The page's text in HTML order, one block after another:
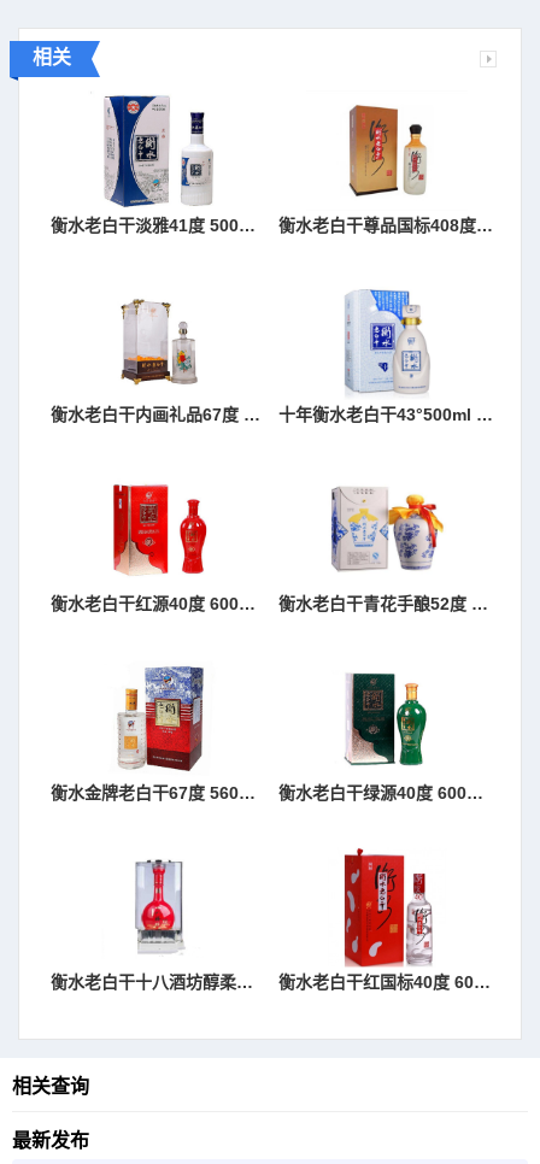
相关
衡水老白干淡雅41度 500ml 单瓶 衡水老白干尊品国标408度 500ml*4 箱
衡水老白干内画礼品67度 650ml 单瓶 十年衡水老白干43°500ml 1*4 箱
衡水老白干红源40度 600ml 单瓶 衡水老白干青花手酿52度 1*4 箱
衡水金牌老白干67度 560ml 单瓶 衡水老白干绿源40度 600ml 单瓶
衡水老白干十八酒坊醇柔典范10年39度 600ml 单瓶 衡水老白干红国标40度 600ml 单瓶
相关查询
最新发布